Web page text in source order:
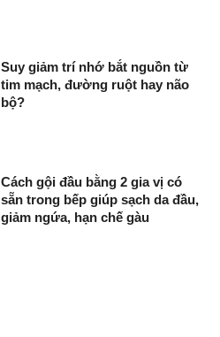
Suy giảm trí nhớ bắt nguồn từ
tim mạch, đường ruột hay não
bộ?
Cách gội đầu bằng 2 gia vị có
sẵn trong bếp giúp sạch da đầu,
giảm ngứa, hạn chế gàu